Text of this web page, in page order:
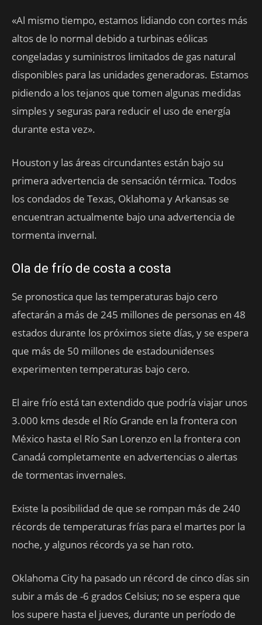
«Al mismo tiempo, estamos lidiando con cortes más
altos de lo normal debido a turbinas eólicas
congeladas y suministros limitados de gas natural
disponibles para las unidades generadoras. Estamos
pidiendo a los tejanos que tomen algunas medidas
simples y seguras para reducir el uso de energía
durante esta vez».
Houston y las áreas circundantes están bajo su
primera advertencia de sensación térmica. Todos
los condados de Texas, Oklahoma y Arkansas se
encuentran actualmente bajo una advertencia de
tormenta invernal.
Ola de frío de costa a costa
Se pronostica que las temperaturas bajo cero
afectarán a más de 245 millones de personas en 48
estados durante los próximos siete días, y se espera
que más de 50 millones de estadounidenses
experimenten temperaturas bajo cero.
El aire frío está tan extendido que podría viajar unos
3.000 kms desde el Río Grande en la frontera con
México hasta el Río San Lorenzo en la frontera con
Canadá completamente en advertencias o alertas
de tormentas invernales.
Existe la posibilidad de que se rompan más de 240
récords de temperaturas frías para el martes por la
noche, y algunos récords ya se han roto.
Oklahoma City ha pasado un récord de cinco días sin
subir a más de -6 grados Celsius; no se espera que
los supere hasta el jueves, durante un período de